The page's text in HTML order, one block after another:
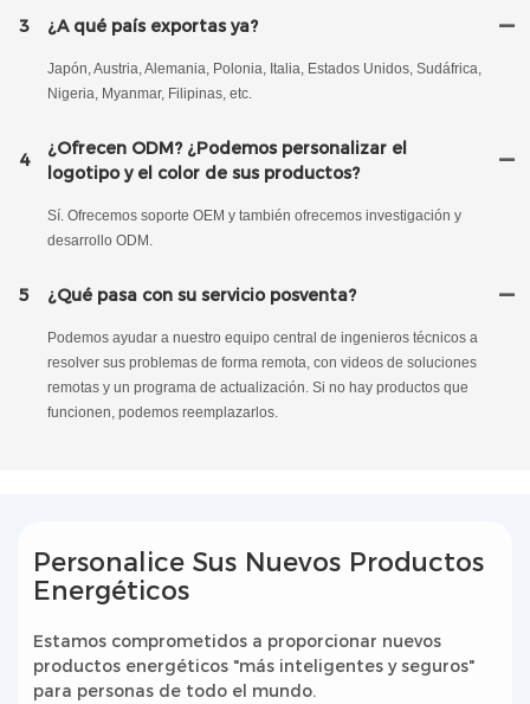
3 ¿A qué país exportas ya?
Japón, Austria, Alemania, Polonia, Italia, Estados Unidos, Sudáfrica,
Nigeria, Myanmar, Filipinas, etc.
4
¿Ofrecen ODM? ¿Podemos personalizar el
logotipo y el color de sus productos?
Sí. Ofrecemos soporte OEM y también ofrecemos investigación y
desarrollo ODM.
5 ¿Qué pasa con su servicio posventa?
Podemos ayudar a nuestro equipo central de ingenieros técnicos a
resolver sus problemas de forma remota, con videos de soluciones
remotas y un programa de actualización. Si no hay productos que
funcionen, podemos reemplazarlos.
Personalice Sus Nuevos Productos
Energéticos
Estamos comprometidos a proporcionar nuevos
productos energéticos "más inteligentes y seguros"
para personas de todo el mundo.